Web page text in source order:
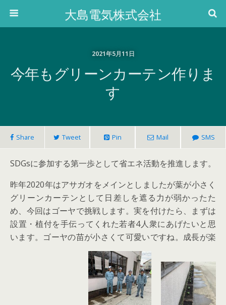
大島電気株式会社
2021年5月11日
今年もグリーンカーテン作りま
す
Share Tweet Pin Mail SMS
SDGsに参加する第一歩として省エネ活動を推進します。
昨年2020年はアサガオをメインとしましたが葉が小さく
グリーンカーテンとして日差しを遮る力が弱かったた
め、今回はゴーヤで挑戦します。実を付けたら、まずは
設置・植付を手伝ってくれた若者4人衆にあげたいと思
います。ゴーヤの苗が小さくて可愛いですね。成長が楽